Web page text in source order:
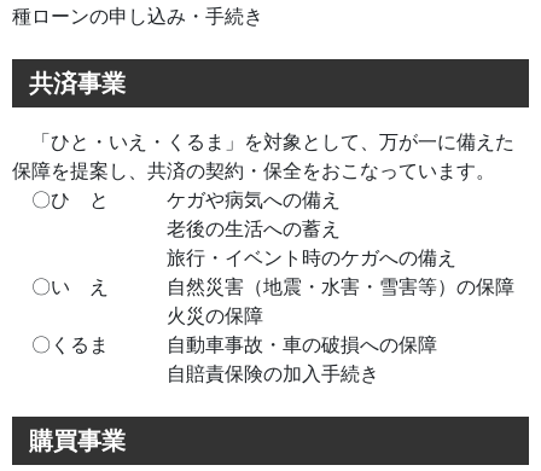
種ローンの申し込み・手続き
共済事業
「ひと・いえ・くるま」を対象として、万が一に備えた
保障を提案し、共済の契約・保全をおこなっています。
〇ひ と ケガや病気への備え
老後の生活への蓄え
旅行・イベント時のケガへの備え
〇い え 自然災害（地震・水害・雪害等）の保障
火災の保障
〇くるま 自動車事故・車の破損への保障
自賠責保険の加入手続き
購買事業